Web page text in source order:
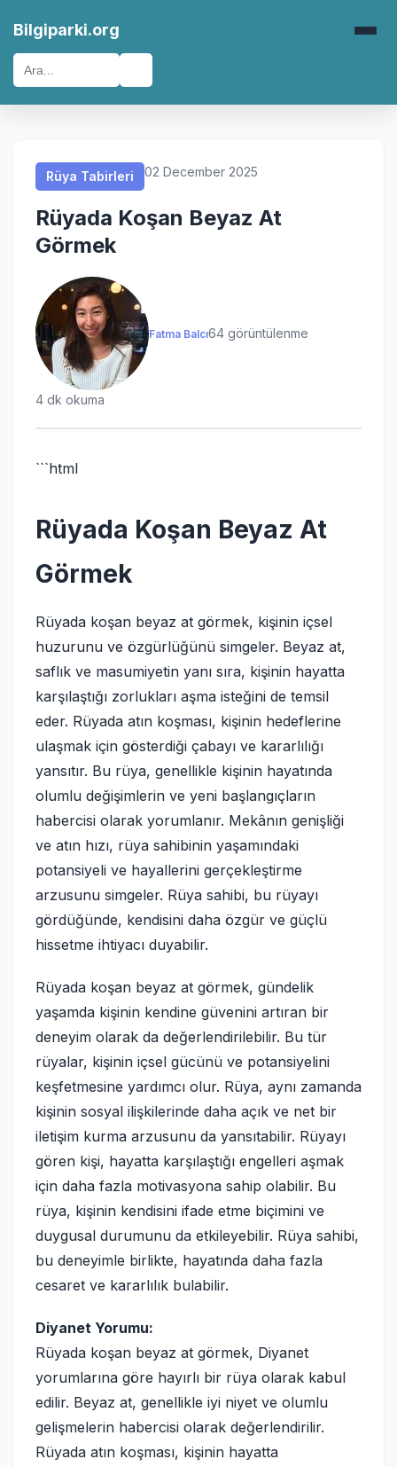
Bilgiparki.org
Rüya Tabirleri 02 December 2025
Rüyada Koşan Beyaz At
Görmek
Fatma Balcı64 görüntülenme
4 dk okuma
```html
Rüyada Koşan Beyaz At
Görmek
Rüyada koşan beyaz at görmek, kişinin içsel
huzurunu ve özgürlüğünü simgeler. Beyaz at,
saflık ve masumiyetin yanı sıra, kişinin hayatta
karşılaştığı zorlukları aşma isteğini de temsil
eder. Rüyada atın koşması, kişinin hedeflerine
ulaşmak için gösterdiği çabayı ve kararlılığı
yansıtır. Bu rüya, genellikle kişinin hayatında
olumlu değişimlerin ve yeni başlangıçların
habercisi olarak yorumlanır. Mekânın genişliği
ve atın hızı, rüya sahibinin yaşamındaki
potansiyeli ve hayallerini gerçekleştirme
arzusunu simgeler. Rüya sahibi, bu rüyayı
gördüğünde, kendisini daha özgür ve güçlü
hissetme ihtiyacı duyabilir.
Rüyada koşan beyaz at görmek, gündelik
yaşamda kişinin kendine güvenini artıran bir
deneyim olarak da değerlendirilebilir. Bu tür
rüyalar, kişinin içsel gücünü ve potansiyelini
keşfetmesine yardımcı olur. Rüya, aynı zamanda
kişinin sosyal ilişkilerinde daha açık ve net bir
iletişim kurma arzusunu da yansıtabilir. Rüyayı
gören kişi, hayatta karşılaştığı engelleri aşmak
için daha fazla motivasyona sahip olabilir. Bu
rüya, kişinin kendisini ifade etme biçimini ve
duygusal durumunu da etkileyebilir. Rüya sahibi,
bu deneyimle birlikte, hayatında daha fazla
cesaret ve kararlılık bulabilir.
Diyanet Yorumu:
Rüyada koşan beyaz at görmek, Diyanet
yorumlarına göre hayırlı bir rüya olarak kabul
edilir. Beyaz at, genellikle iyi niyet ve olumlu
gelişmelerin habercisi olarak değerlendirilir.
Rüyada atın koşması, kişinin hayatta
Rüya Tabirleri
Rüya Tabirleri
Rüya Tabirleri
Rüya Tabirleri